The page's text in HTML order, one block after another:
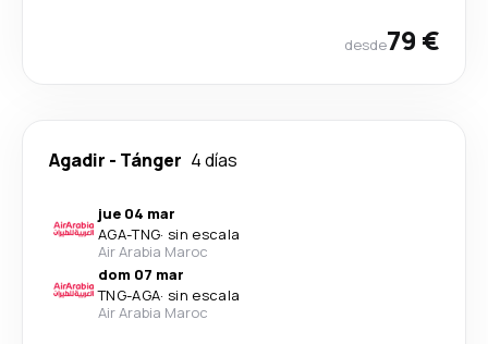
desde79 €
Agadir - Tánger 4 días
jue 04 mar
AGA-TNG· sin escala
Air Arabia Maroc
dom 07 mar
TNG-AGA· sin escala
Air Arabia Maroc